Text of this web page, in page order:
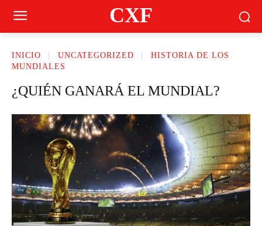
CXF
INICIO UNCATEGORIZED
HISTORIA DE LOS
MUNDIALES
¿QUIÉN GANARÁ EL MUNDIAL?